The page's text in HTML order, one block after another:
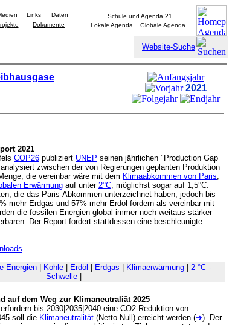
Links
Daten
Dokumente
Schule und Agenda 21
Lokale Agenda
Globale Agenda
Website-Suche
2021
2021
COP26 publiziert UNEP seinen jährlichen "Production Gap
zwischen der von Regierungen geplanten Produktion
die vereinbar wäre mit dem Klimaabkommen von Paris,
Erwärmung auf unter 2°C, möglichst sogar auf 1,5°C.
die das Paris-Abkommen unterzeichnet haben, jedoch bis
mehr Erdgas und 57% mehr Erdöl fördern als vereinbar mit
die fossilen Energien global immer noch weitaus stärker
Der Report fordert stattdessen eine beschleunigte
Energien Kohle Erdöl Erdgas Klimaerwärmung
2 °C -
Schwelle|
auf dem Weg zur Klimaneutraliät 2025
bis 2030|2035|2040 eine CO2-Reduktion von
soll die Klimaneutralität (Netto-Null) erreicht werden (➔). Der